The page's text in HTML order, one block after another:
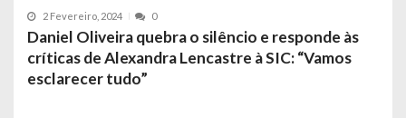
2 Fevereiro, 2024 0
Daniel Oliveira quebra o silêncio e responde às
críticas de Alexandra Lencastre à SIC: “Vamos
esclarecer tudo”